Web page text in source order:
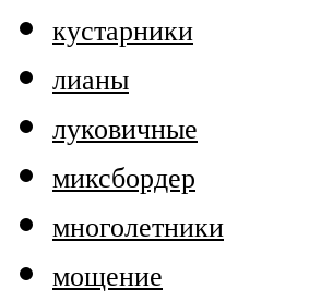
кустарники
лианы
луковичные
миксбордер
многолетники
мощение